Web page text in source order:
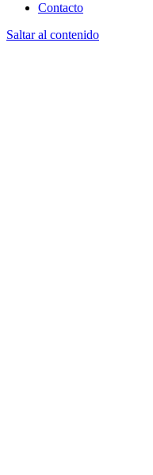
Contacto
Saltar al contenido